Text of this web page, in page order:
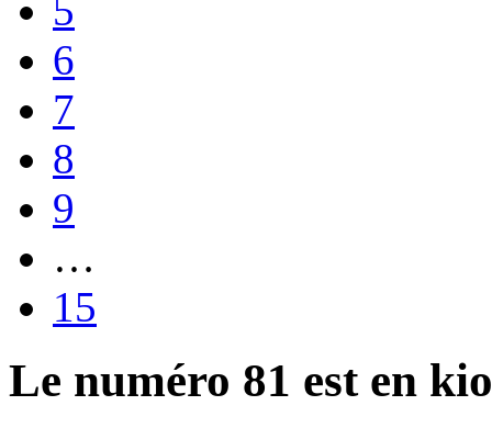
5
6
7
8
9
…
15
Le numéro 81 est en